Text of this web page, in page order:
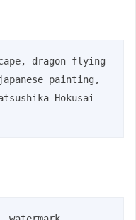
dragon flying
painting,
Hokusai